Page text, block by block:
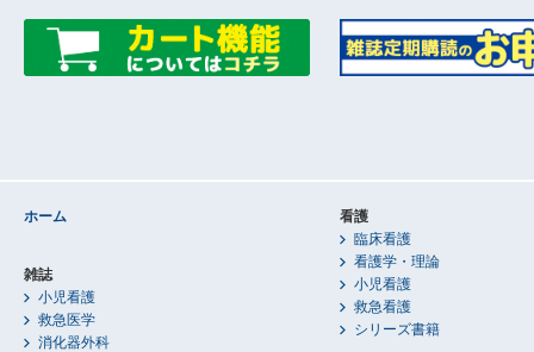
ホーム
雑誌
小児看護
救急医学
消化器外科
看護
臨床看護
看護学・理論
小児看護
救急看護
シリーズ書籍